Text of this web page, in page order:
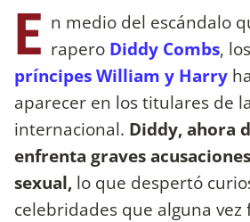
E n medio del escándalo
rapero Diddy Combs,
príncipes William y Harry
aparecer en los titulares de
internacional. Diddy, ahora
enfrenta graves
sexual, lo que despertó
celebridades que alguna